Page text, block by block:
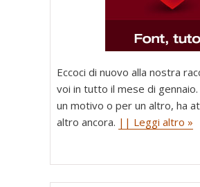
Eccoci di nuovo alla nostra
voi in tutto il mese di
un motivo o per un altro, ha
altro ancora. || Leggi altro »